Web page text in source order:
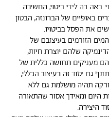
באה בה לידי ביטוי, החשיבה
באופיים של הברונזה, הבטון
את הפסל בביטויו.
הזורמים בעיצובם של
שלהם יוצרת חיות,
מעניקים תחושה כללית של
גם יסוד זה בעיצוב הכללי,
תהיה מושלמת גם ללא
היום ומאידך אסור שהתאורה
היצירה.